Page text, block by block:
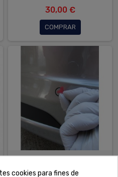
30,00 €
COMPRAR
UDS
cookies para fines de